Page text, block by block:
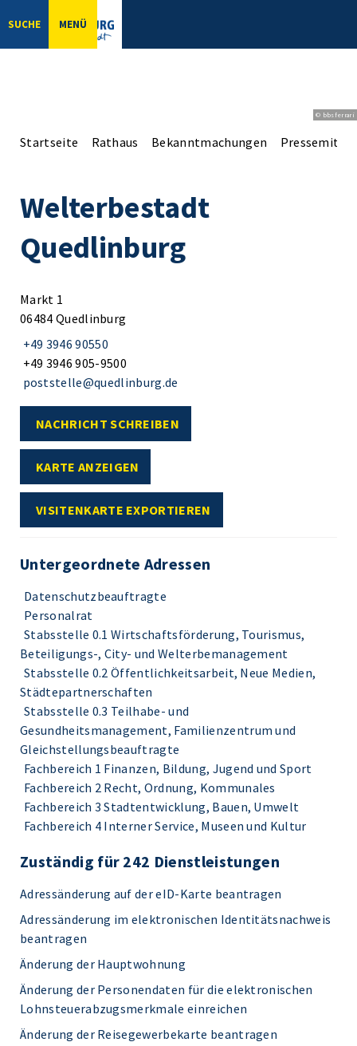
SUCHE MENÜ
© bbsferrari
Startseite Rathaus Bekanntmachungen
Welterbestadt
Quedlinburg
Markt 1
06484 Quedlinburg
+49 3946 90550
+49 3946 905-9500
poststelle@quedlinburg.de
NACHRICHT SCHREIBEN
KARTE ANZEIGEN
VISITENKARTE EXPORTIEREN
Untergeordnete Adressen
Datenschutzbeauftragte
Personalrat
Stabsstelle 0.1 Wirtschaftsförderung, Tourismus,
Beteiligungs-, City- und Welterbemanagement
Stabsstelle 0.2 Öffentlichkeitsarbeit, Neue Medien,
Städtepartnerschaften
Stabsstelle 0.3 Teilhabe- und
Gesundheitsmanagement, Familienzentrum und
Gleichstellungsbeauftragte
Fachbereich 1 Finanzen, Bildung, Jugend und Sport
Fachbereich 2 Recht, Ordnung, Kommunales
Fachbereich 3 Stadtentwicklung, Bauen, Umwelt
Fachbereich 4 Interner Service, Museen und Kultur
Zuständig für 242 Dienstleistungen
Adressänderung auf der eID-Karte beantragen
Adressänderung im elektronischen Identitätsnachweis
beantragen
Änderung der Hauptwohnung
Änderung der Personendaten für die elektronischen
Lohnsteuerabzugsmerkmale einreichen
Änderung der Reisegewerbekarte beantragen